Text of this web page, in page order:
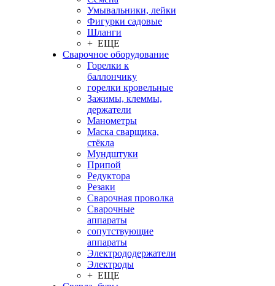
Умывальники, лейки
Фигурки садовые
Шланги
+ ЕЩЕ
Сварочное оборудование
Горелки к
баллончику
горелки кровельные
Зажимы, клеммы,
держатели
Манометры
Маска сварщика,
стёкла
Мундштуки
Припой
Редуктора
Резаки
Сварочная проволка
Сварочные
аппараты
сопутствующие
аппараты
Электрододержатели
Электроды
+ ЕЩЕ